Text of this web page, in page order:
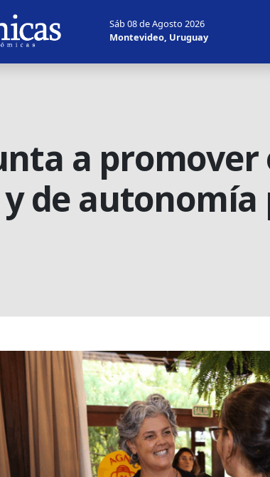
Sáb 08 de Agosto 2026
Montevideo, Uruguay
a
de